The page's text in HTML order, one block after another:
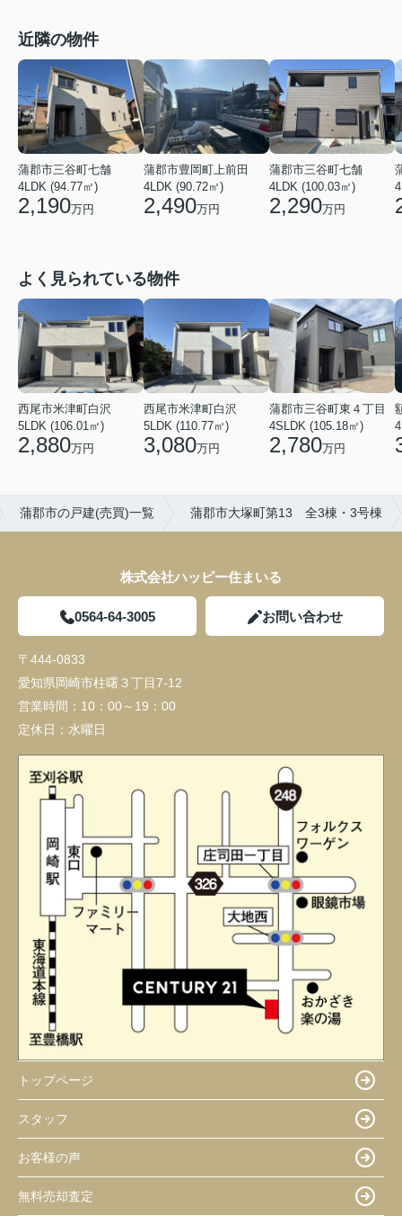
近隣の物件
蒲郡市三谷町七舗
4LDK (94.77㎡)
2,190万円
蒲郡市豊岡町上前田
4LDK (90.72㎡)
2,490万円
蒲郡市三谷町七舗
4LDK (100.03㎡)
2,290万円
よく見られている物件
西尾市米津町白沢
5LDK (106.01㎡)
2,880万円
西尾市米津町白沢
5LDK (110.77㎡)
3,080万円
蒲郡市三谷町東４丁目
4SLDK (105.18㎡)
2,780万円
蒲郡市の戸建(売買)一覧 蒲郡市大塚町第13 全3棟・3号棟
株式会社ハッピー住まいる
0564-64-3005 お問い合わせ
〒444-0833
愛知県岡崎市柱曙３丁目7-12
営業時間： 10：00～19：00
定休日： 水曜日
トップページ
スタッフ
お客様の声
無料売却査定